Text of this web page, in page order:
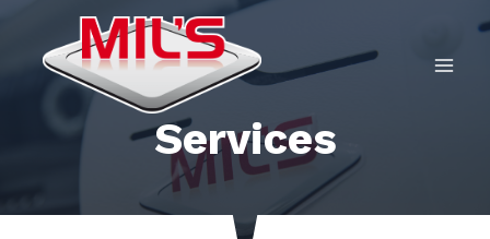
contenu
Services